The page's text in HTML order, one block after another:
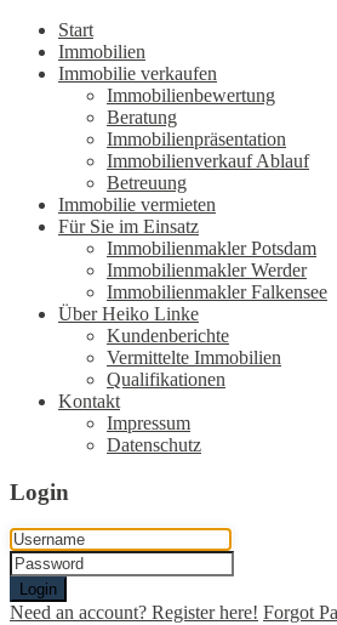
Start
Immobilien
Immobilie verkaufen
Immobilienbewertung
Beratung
Immobilienpräsentation
Immobilienverkauf Ablauf
Betreuung
Immobilie vermieten
Für Sie im Einsatz
Immobilienmakler Potsdam
Immobilienmakler Werder
Immobilienmakler Falkensee
Über Heiko Linke
Kundenberichte
Vermittelte Immobilien
Qualifikationen
Kontakt
Impressum
Datenschutz
Login
Login
Need an account? Register here! Forgot